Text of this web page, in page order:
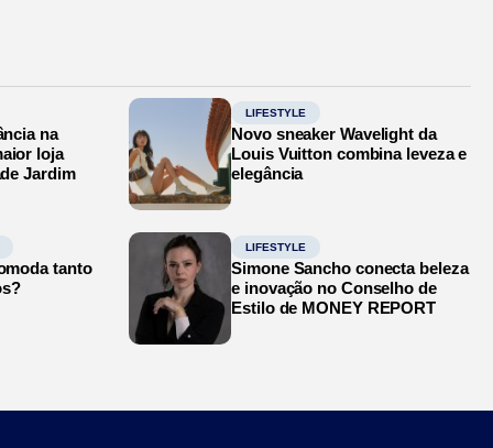
na
loja
Jardim
LIFESTYLE
Novo sneaker Wavelight da
Louis Vuitton combina leveza e
elegância
tanto
LIFESTYLE
Simone Sancho conecta beleza
e inovação no Conselho de
Estilo de MONEY REPORT